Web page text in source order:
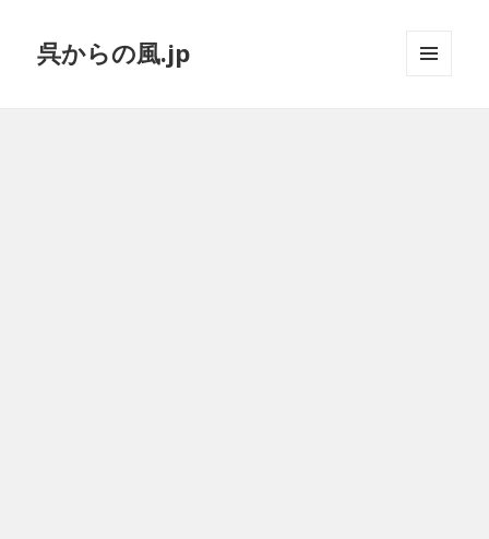
呉からの風.jp